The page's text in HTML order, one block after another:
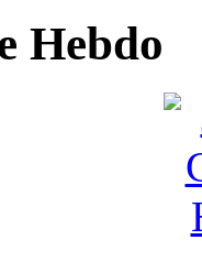
Hebdo